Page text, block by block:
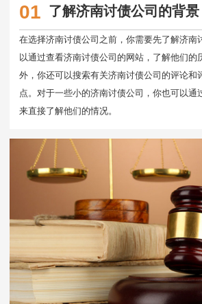
01 了解济南讨债公司的背景
在选择济南讨债公司之前，你需要先了解济南
以通过查看济南讨债公司的网站，了解他们的
外，你还可以搜索有关济南讨债公司的评论和
点。对于一些小的济南讨债公司，你也可以通
来直接了解他们的情况。